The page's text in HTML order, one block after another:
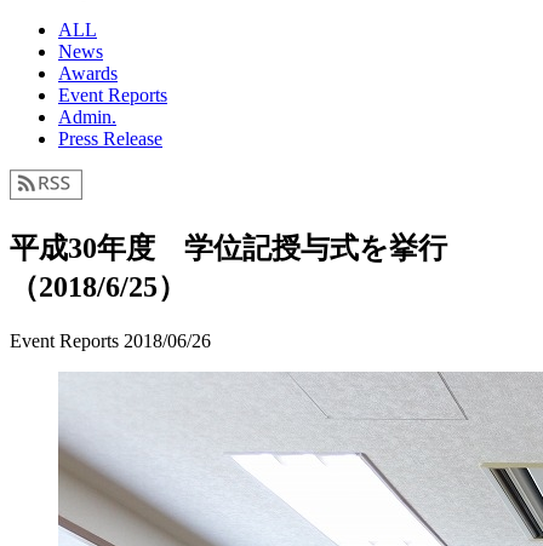
ALL
News
Awards
Event Reports
Admin.
Press Release
平成30年度 学位記授与式を挙行
（2018/6/25）
Event Reports 2018/06/26